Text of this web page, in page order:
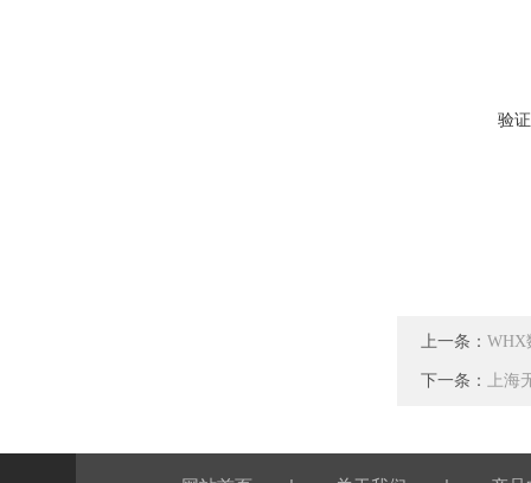
验
上一条： WHX
下一条： 上海